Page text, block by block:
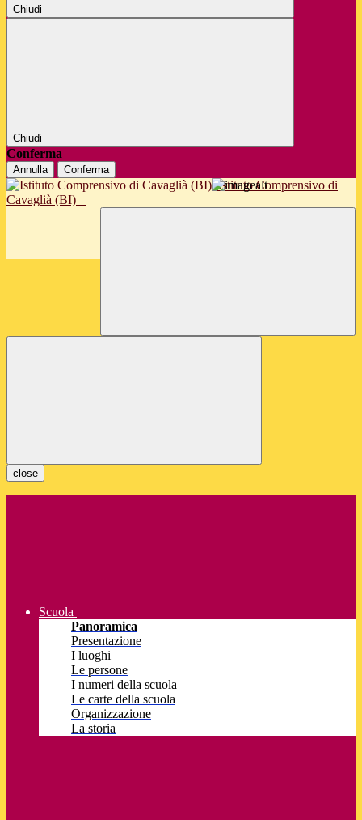
Chiudi
Chiudi
Conferma
Annulla Conferma
Istituto Comprensivo di
Cavaglià (BI)
close
Scuola
Panoramica
Presentazione
I luoghi
Le persone
I numeri della scuola
Le carte della scuola
Organizzazione
La storia